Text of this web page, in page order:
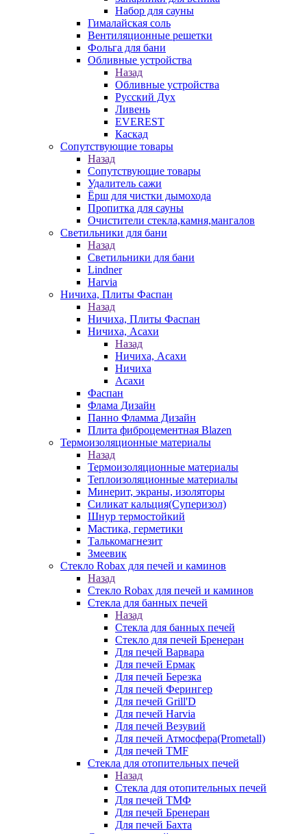
Набор для сауны
Гималайская соль
Вентиляционные решетки
Фольга для бани
Обливные устройства
Назад
Обливные устройства
Русский Дух
Ливень
EVEREST
Каскад
Сопутствующие товары
Назад
Сопутствующие товары
Удалитель сажи
Ёрш для чистки дымохода
Пропитка для сауны
Очистители стекла,камня,мангалов
Светильники для бани
Назад
Светильники для бани
Lindner
Harvia
Ничиха, Плиты Фаспан
Назад
Ничиха, Плиты Фаспан
Ничиха, Асахи
Назад
Ничиха, Асахи
Ничиха
Асахи
Фаспан
Флама Дизайн
Панно Фламма Дизайн
Плита фиброцементная Blazen
Термоизоляционные материалы
Назад
Термоизоляционные материалы
Теплоизоляционные материалы
Минерит, экраны, изоляторы
Силикат кальция(Суперизол)
Шнур термостойкий
Мастика, герметики
Талькомагнезит
Змеевик
Стекло Robax для печей и каминов
Назад
Стекло Robax для печей и каминов
Стекла для банных печей
Назад
Стекла для банных печей
Стекло для печей Бренеран
Для печей Варвара
Для печей Ермак
Для печей Березка
Для печей Ферингер
Для печей Grill'D
Для печей Harvia
Для печей Везувий
Для печей Атмосфера(Prometall)
Для печей TMF
Стекла для отопительных печей
Назад
Стекла для отопительных печей
Для печей ТМФ
Для печей Бренеран
Для печей Бахта